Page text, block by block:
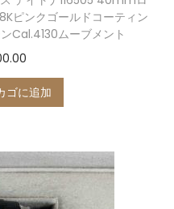
ピンクゴールドコーティン
Cal.4130ムーブメント
ゴに追加